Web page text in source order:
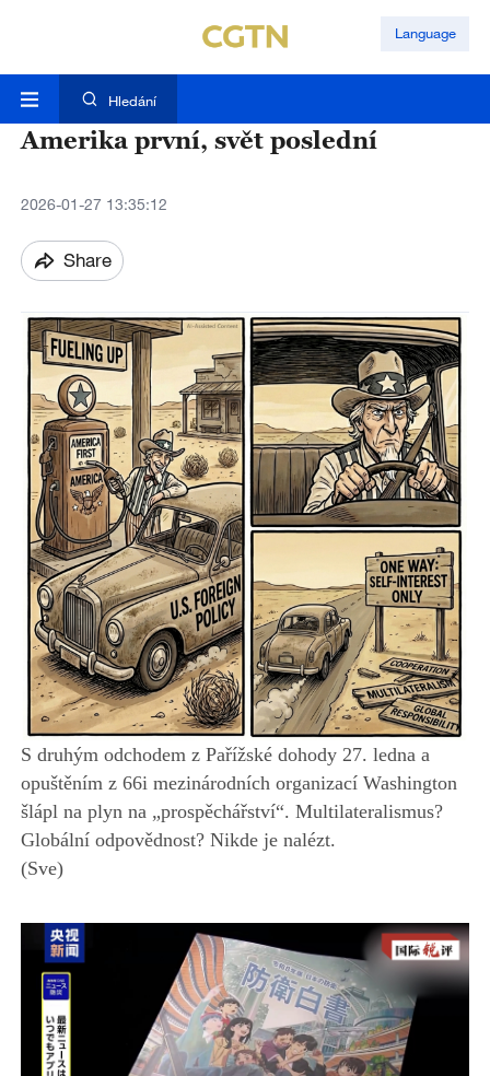
Language
Hledání
Amerika první, svět poslední
2026-01-27 13:35:12
Share
S druhým odchodem z Pařížské dohody 27. ledna a
opuštěním z 66i mezinárodních organizací Washington
šlápl na plyn na „prospěchářství“. Multilateralismus?
Globální odpovědnost? Nikde je nalézt.
(Sve)